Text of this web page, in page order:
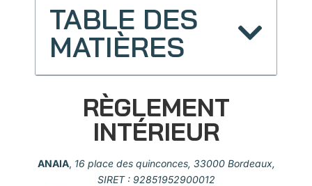
TABLE DES
MATIÈRES
RÈGLEMENT
INTÉRIEUR
ANAIA, 16 place des quinconces, 33000 Bordeaux,
SIRET : 92851952900012